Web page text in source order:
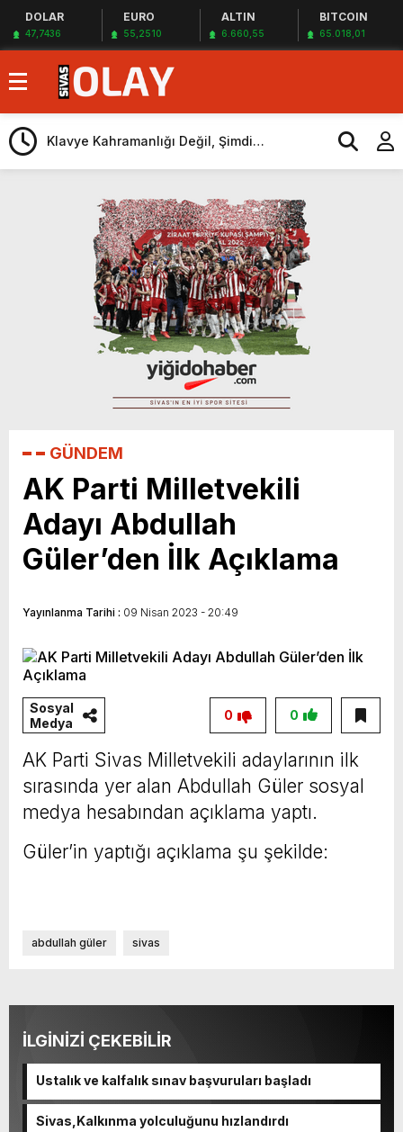
DOLAR
47,7436
EURO
55,2510
ALTIN
6.660,55
BITCOIN
65.018,01
Klavye Kahramanlığı Değil, Şimdi
Sivasspor’a Destek Zamanı!
SBTÜ’nün
İHA
GÜNDEM
AK Parti Milletvekili
Adayı Abdullah
Güler’den İlk Açıklama
Yayınlanma Tarihi : 09 Nisan 2023 - 20:49
Sosyal
Medya
0
0
AK Parti Sivas Milletvekili adaylarının ilk
sırasında yer alan Abdullah Güler sosyal
medya hesabından açıklama yaptı.
Güler’in yaptığı açıklama şu şekilde:
abdullah güler sivas
İLGİNİZİ ÇEKEBİLİR
Ustalık ve kalfalık sınav başvuruları başladı
Sivas,Kalkınma yolculuğunu hızlandırdı